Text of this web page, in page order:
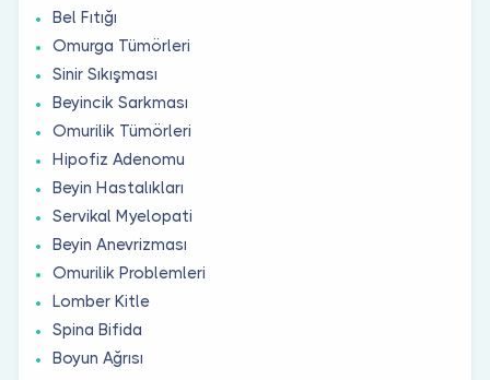
Bel Fıtığı
Omurga Tümörleri
Sinir Sıkışması
Beyincik Sarkması
Omurilik Tümörleri
Hipofiz Adenomu
Beyin Hastalıkları
Servikal Myelopati
Beyin Anevrizması
Omurilik Problemleri
Lomber Kitle
Spina Bifida
Boyun Ağrısı